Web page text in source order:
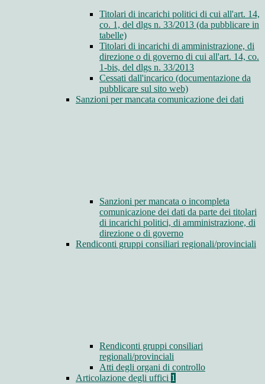
Titolari di incarichi politici di cui all'art. 14,
co. 1, del dlgs n. 33/2013 (da pubblicare in
tabelle)
Titolari di incarichi di amministrazione, di
direzione o di governo di cui all'art. 14, co.
1-bis, del dlgs n. 33/2013
Cessati dall'incarico (documentazione da
pubblicare sul sito web)
Sanzioni per mancata comunicazione dei dati
Sanzioni per mancata o incompleta
comunicazione dei dati da parte dei titolari
di incarichi politici, di amministrazione, di
direzione o di governo
Rendiconti gruppi consiliari regionali/provinciali
Rendiconti gruppi consiliari
regionali/provinciali
Atti degli organi di controllo
Articolazione degli uffici 1